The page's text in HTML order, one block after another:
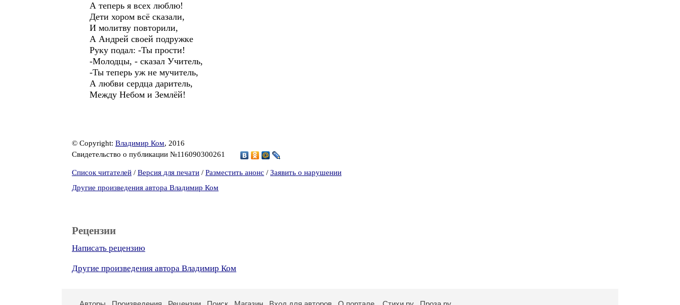
А теперь я всех люблю!
Дети хором всё сказали,
И молитву повторили,
А Андрей своей подружке
Руку подал: -Ты прости!
-Молодцы, - сказал Учитель,
-Ты теперь уж не мучитель,
А любви сердца даритель,
Между Небом и Землёй!
© Copyright: Владимир Ком, 2016
Свидетельство о публикации №116090300261
Список читателей / Версия для печати / Разместить анонс / Заявить о нарушении
Другие произведения автора Владимир Ком
Рецензии
Написать рецензию
Другие произведения автора Владимир Ком